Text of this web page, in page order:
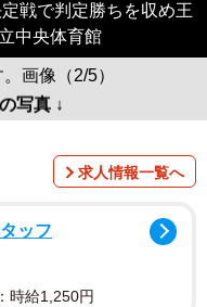
戦で判定勝ちを収め王
中央体育館
画像（2/5）
写真 ↓
求人情報一覧へ
ッフ
時給1,250円